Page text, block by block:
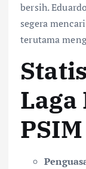
bersih.
segera
terutama
Laga
PSIM